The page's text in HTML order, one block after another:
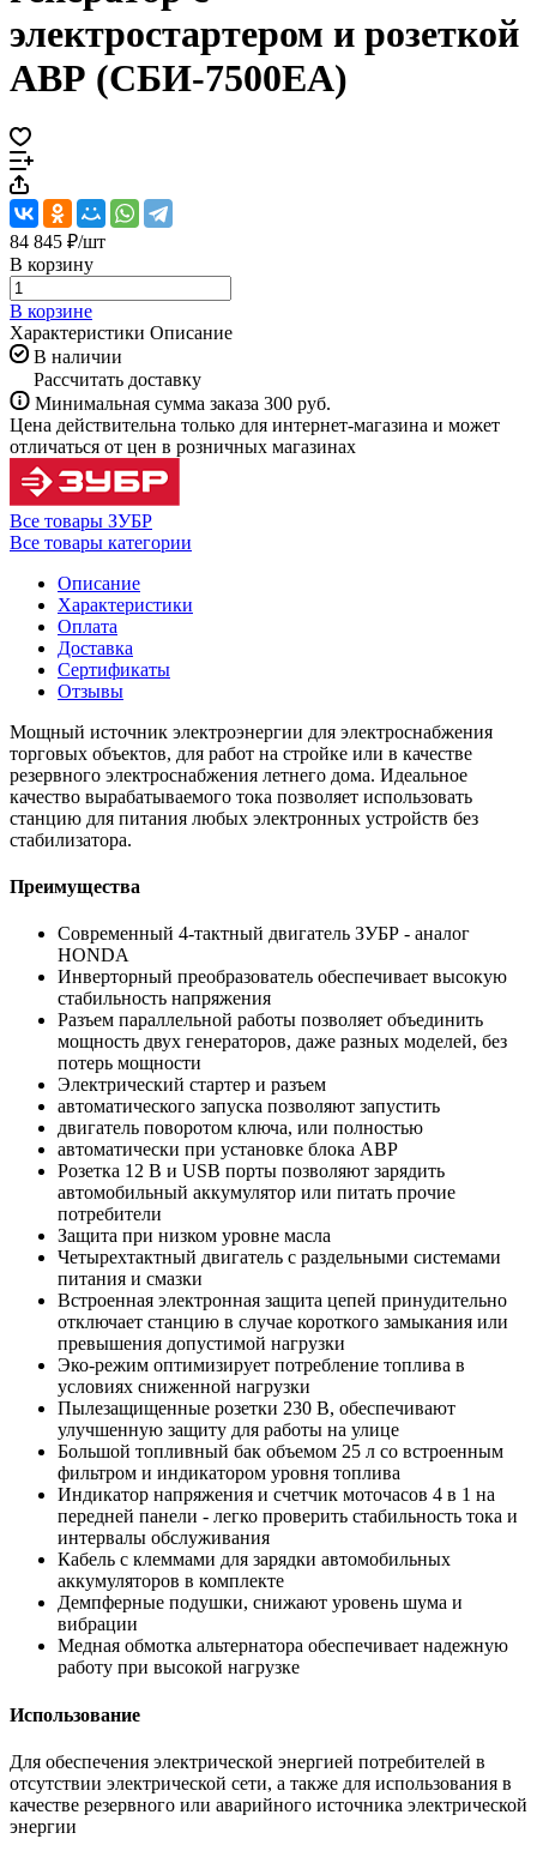
электростартером и розеткой
АВР (СБИ-7500ЕА)
84 845 ₽/шт
В корзину
В корзине
Характеристики Описание
В наличии
Рассчитать доставку
Минимальная сумма заказа 300 руб.
Цена действительна только для интернет-магазина и может
отличаться от цен в розничных магазинах
Все товары ЗУБР
Все товары категории
Описание
Характеристики
Оплата
Доставка
Сертификаты
Отзывы
Мощный источник электроэнергии для электроснабжения
торговых объектов, для работ на стройке или в качестве
резервного электроснабжения летнего дома. Идеальное
качество вырабатываемого тока позволяет использовать
станцию для питания любых электронных устройств без
стабилизатора.
Преимущества
Современный 4-тактный двигатель ЗУБР - аналог
HONDA
Инверторный преобразователь обеспечивает высокую
стабильность напряжения
Разъем параллельной работы позволяет объединить
мощность двух генераторов, даже разных моделей, без
потерь мощности
Электрический стартер и разъем
автоматического запуска позволяют запустить
двигатель поворотом ключа, или полностью
автоматически при установке блока АВР
Розетка 12 В и USB порты позволяют зарядить
автомобильный аккумулятор или питать прочие
потребители
Защита при низком уровне масла
Четырехтактный двигатель с раздельными системами
питания и смазки
Встроенная электронная защита цепей принудительно
отключает станцию в случае короткого замыкания или
превышения допустимой нагрузки
Эко-режим оптимизирует потребление топлива в
условиях сниженной нагрузки
Пылезащищенные розетки 230 В, обеспечивают
улучшенную защиту для работы на улице
Большой топливный бак объемом 25 л со встроенным
фильтром и индикатором уровня топлива
Индикатор напряжения и счетчик моточасов 4 в 1 на
передней панели - легко проверить стабильность тока и
интервалы обслуживания
Кабель с клеммами для зарядки автомобильных
аккумуляторов в комплекте
Демпферные подушки, снижают уровень шума и
вибрации
Медная обмотка альтернатора обеспечивает надежную
работу при высокой нагрузке
Использование
Для обеспечения электрической энергией потребителей в
отсутствии электрической сети, а также для использования в
качестве резервного или аварийного источника электрической
энергии